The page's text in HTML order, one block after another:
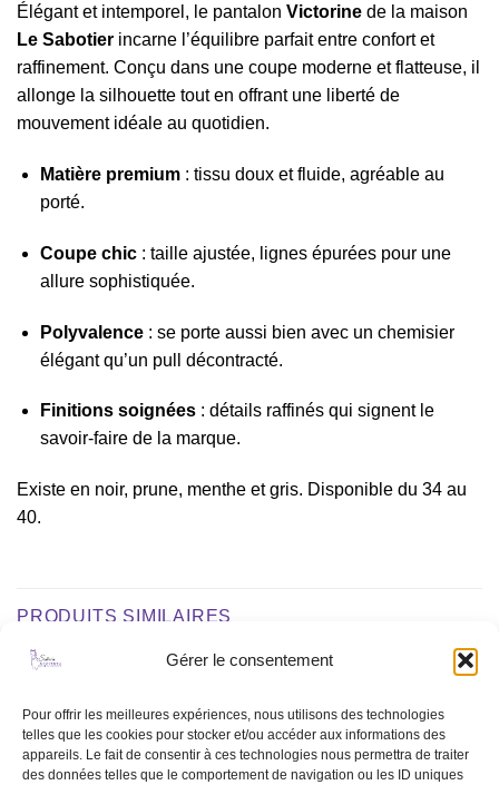
Gérer le consentement
Pour offrir les meilleures expériences, nous utilisons des technologies
telles que les cookies pour stocker et/ou accéder aux informations des
appareils. Le fait de consentir à ces technologies nous permettra de traiter
des données telles que le comportement de navigation ou les ID uniques
Élégant et intemporel, le pantalon Victorine de la maison
Le Sabotier incarne l’équilibre parfait entre confort et
raffinement. Conçu dans une coupe moderne et flatteuse, il
allonge la silhouette tout en offrant une liberté de
mouvement idéale au quotidien.
Matière premium: tissu doux et fluide, agréable au
porté.
Coupe chic: taille ajustée, lignes épurées pour une
allure sophistiquée.
Polyvalence: se porte aussi bien avec un chemisier
élégant qu’un pull décontracté.
Finitions soignées: détails raffinés qui signent le
savoir-faire de la marque.
Existe en noir, prune, menthe et gris. Disponible du 34 au
40.
PRODUITS SIMILAIRES
Ajouter
à la liste
de
souhaits
Ajouter
à la liste
de
souhaits